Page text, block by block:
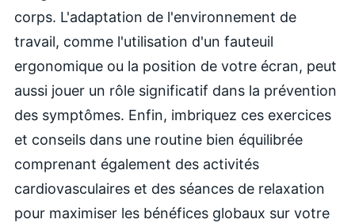
corps. L'adaptation de l'environnement de
travail, comme l'utilisation d'un fauteuil
ergonomique ou la position de votre écran, peut
aussi jouer un rôle significatif dans la prévention
des symptômes. Enfin, imbriquez ces exercices
et conseils dans une routine bien équilibrée
comprenant également des activités
cardiovasculaires et des séances de relaxation
pour maximiser les bénéfices globaux sur votre